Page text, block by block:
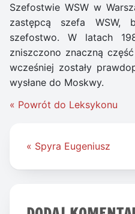
Szefostwie WSW w
zastępcą szefa
szefostwo. W latach
zniszczono znaczną
wcześniej zostały
wysłane do Moskwy.
« Powrót do Leksykonu
Nawigacja
« Spyra Eugeniusz